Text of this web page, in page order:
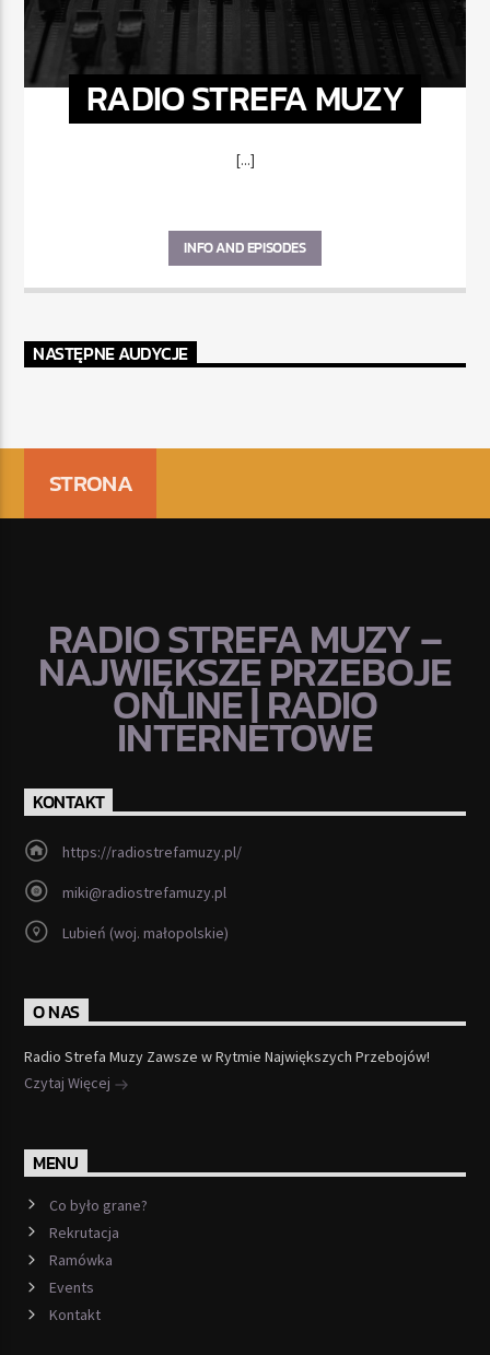
RADIO STREFA MUZY
[...]
INFO AND EPISODES
NASTĘPNE AUDYCJE
STRONA
RADIO STREFA MUZY –
NAJWIĘKSZE PRZEBOJE
ONLINE | RADIO
INTERNETOWE
KONTAKT
https://radiostrefamuzy.pl/
miki@radiostrefamuzy.pl
Lubień (woj. małopolskie)
O NAS
Radio Strefa Muzy Zawsze w Rytmie Największych Przebojów!
Czytaj Więcej
MENU
Co było grane?
Rekrutacja
Ramówka
Events
Kontakt